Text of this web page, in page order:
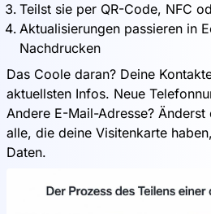
Teilst sie per QR-Code, NFC
Aktualisierungen passieren in
Nachdrucken
Das Coole daran? Deine
aktuellsten Infos. Neue
Andere E-Mail-Adresse?
alle, die deine Visitenkarte
Daten.